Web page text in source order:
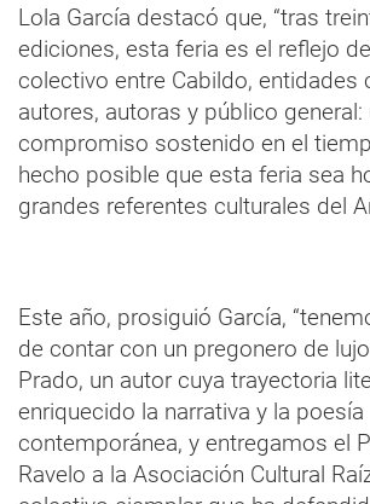
Lola García destacó que, “tras
ediciones, esta feria es el reflejo
colectivo entre Cabildo, entidades
autores, autoras y público general:
compromiso sostenido en el
hecho posible que esta feria sea
grandes referentes culturales del
Este año, prosiguió García,
de contar con un pregonero de
Prado, un autor cuya trayectoria
enriquecido la narrativa y la poesía
contemporánea, y entregamos el
Ravelo a la Asociación Cultural